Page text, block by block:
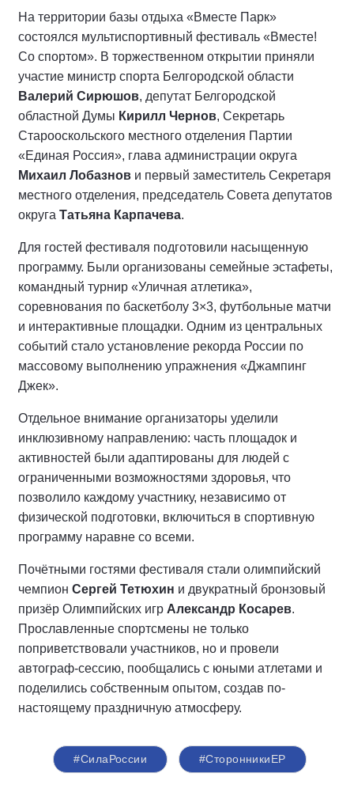
На территории базы отдыха «Вместе Парк»
состоялся мультиспортивный фестиваль «Вместе!
Со спортом». В торжественном открытии приняли
участие министр спорта Белгородской области
Валерий Сирюшов, депутат Белгородской
областной Думы Кирилл Чернов, Секретарь
Старооскольского местного отделения Партии
«Единая Россия», глава администрации округа
Михаил Лобазнов и первый заместитель Секретаря
местного отделения, председатель Совета депутатов
округа Татьяна Карпачева.
Для гостей фестиваля подготовили насыщенную
программу. Были организованы семейные эстафеты,
командный турнир «Уличная атлетика»,
соревнования по баскетболу 3×3, футбольные матчи
и интерактивные площадки. Одним из центральных
событий стало установление рекорда России по
массовому выполнению упражнения «Джампинг
Джек».
Отдельное внимание организаторы уделили
инклюзивному направлению: часть площадок и
активностей были адаптированы для людей с
ограниченными возможностями здоровья, что
позволило каждому участнику, независимо от
физической подготовки, включиться в спортивную
программу наравне со всеми.
Почётными гостями фестиваля стали олимпийский
чемпион Сергей Тетюхин и двукратный бронзовый
призёр Олимпийских игр Александр Косарев.
Прославленные спортсмены не только
поприветствовали участников, но и провели
автограф-сессию, пообщались с юными атлетами и
поделились собственным опытом, создав по-
настоящему праздничную атмосферу.
#СилаРоссии #СторонникиЕР